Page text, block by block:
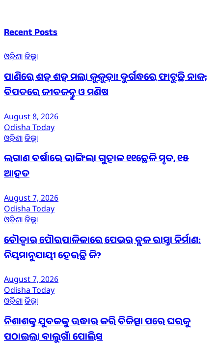
Recent Posts
ଓଡ଼ିଶାଜିଲ୍ଲା
ପାଣିରେ ଶହ ଶହ ମଲା କୁକୁଡ଼ା! ଦୁର୍ଗନ୍ଧରେ ଫାଟୁଛି ନାକ;
ବିପଦରେ ଜୀବଜନ୍ତୁ ଓ ମଣିଷ
August 8, 2026
Odisha Today
ଓଡ଼ିଶାଜିଲ୍ଲା
ଲଗାଣ ବର୍ଷାରେ ଭାଙ୍ଗିଲା ଗୁହାଳ ୧୧ଛେଳି ମୃତ, ୧୫
ଆହତ
August 7, 2026
Odisha Today
ଓଡ଼ିଶାଜିଲ୍ଲା
ଚୌଦ୍ୱାର ପୌରପାଳିକାରେ ପେଭର ବ୍ଲକ ରାସ୍ତା ନିର୍ମାଣ:
ନିୟମାନୁଯାୟୀ ହେଉଛି କି?
August 7, 2026
Odisha Today
ଓଡ଼ିଶାଜିଲ୍ଲା
ନିଶାଶକ୍ତ ଯୁବକକୁ ଉଦ୍ଧାର କରି ଚିକିତ୍ସା ପରେ ଘରକୁ
ପଠାଇଲା ବାଲୁଗାଁ ପୋଲିସ